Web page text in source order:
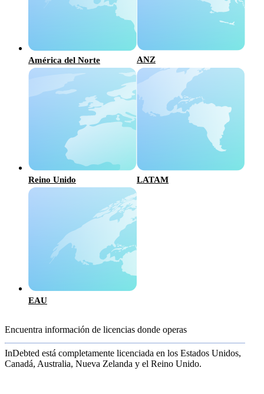
América del Norte ANZ
Reino Unido LATAM
EAU
Encuentra información de licencias donde operas
InDebted está completamente licenciada en los Estados Unidos,
Canadá, Australia, Nueva Zelanda y el Reino Unido.